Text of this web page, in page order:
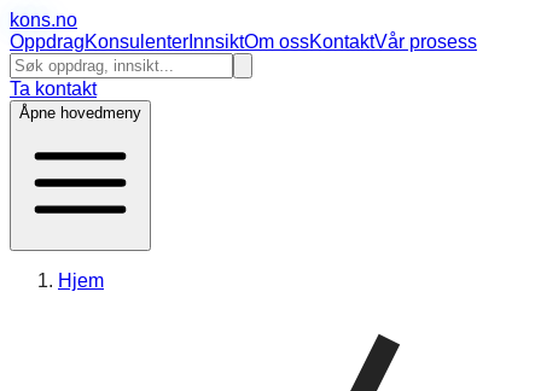
kons.no
OppdragKonsulenter InnsiktOm ossKontaktVår prosess
Ta kontakt
Åpne hovedmeny
Hjem